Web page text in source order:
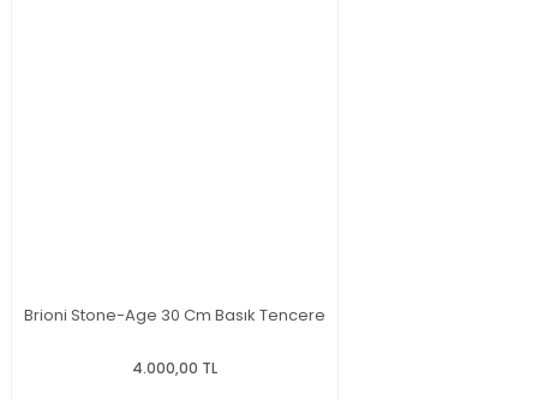
Brioni Stone-Age 30 Cm Basık Tencere
4.000,00 TL